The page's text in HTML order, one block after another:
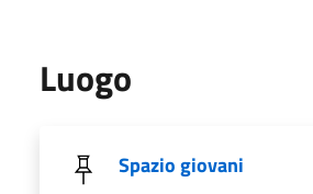
Luogo
Spazio giovani